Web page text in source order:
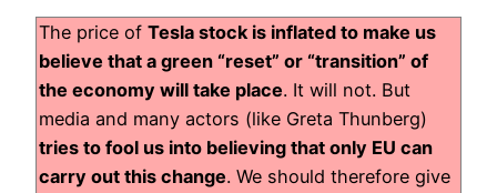
The price of Tesla stock is inflated to make us
believe that a green “reset” or “transition” of
the economy will take place. It will not. But
media and many actors (like Greta Thunberg)
tries to fool us into believing that only EU can
carry out this change. We should therefore give